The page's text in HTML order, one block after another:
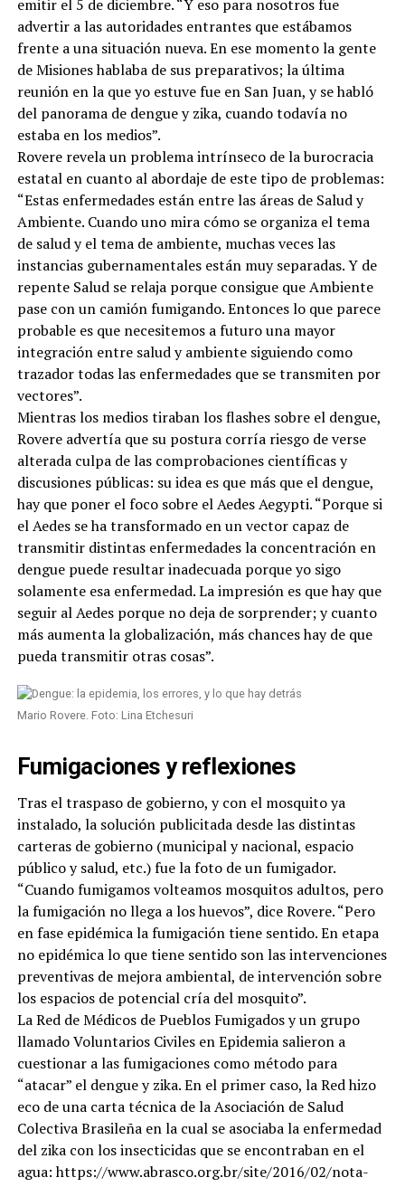
emitir el 5 de diciembre. “Y eso para nosotros fue
advertir a las autoridades entrantes que estábamos
frente a una situación nueva. En ese momento la gente
de Misiones hablaba de sus preparativos; la última
reunión en la que yo estuve fue en San Juan, y se habló
del panorama de dengue y zika, cuando todavía no
estaba en los medios”.
Rovere revela un problema intrínseco de la burocracia
estatal en cuanto al abordaje de este tipo de problemas:
“Estas enfermedades están entre las áreas de Salud y
Ambiente. Cuando uno mira cómo se organiza el tema
de salud y el tema de ambiente, muchas veces las
instancias gubernamentales están muy separadas. Y de
repente Salud se relaja porque consigue que Ambiente
pase con un camión fumigando. Entonces lo que parece
probable es que necesitemos a futuro una mayor
integración entre salud y ambiente siguiendo como
trazador todas las enfermedades que se transmiten por
vectores”.
Mientras los medios tiraban los flashes sobre el dengue,
Rovere advertía que su postura corría riesgo de verse
alterada culpa de las comprobaciones científicas y
discusiones públicas: su idea es que más que el dengue,
hay que poner el foco sobre el Aedes Aegypti. “Porque si
el Aedes se ha transformado en un vector capaz de
transmitir distintas enfermedades la concentración en
dengue puede resultar inadecuada porque yo sigo
solamente esa enfermedad. La impresión es que hay que
seguir al Aedes porque no deja de sorprender; y cuanto
más aumenta la globalización, más chances hay de que
pueda transmitir otras cosas”.
Mario Rovere. Foto: Lina Etchesuri
Fumigaciones y reflexiones
Tras el traspaso de gobierno, y con el mosquito ya
instalado, la solución publicitada desde las distintas
carteras de gobierno (municipal y nacional, espacio
público y salud, etc.) fue la foto de un fumigador.
“Cuando fumigamos volteamos mosquitos adultos, pero
la fumigación no llega a los huevos”, dice Rovere. “Pero
en fase epidémica la fumigación tiene sentido. En etapa
no epidémica lo que tiene sentido son las intervenciones
preventivas de mejora ambiental, de intervención sobre
los espacios de potencial cría del mosquito”.
La Red de Médicos de Pueblos Fumigados y un grupo
llamado Voluntarios Civiles en Epidemia salieron a
cuestionar a las fumigaciones como método para
“atacar” el dengue y zika. En el primer caso, la Red hizo
eco de una carta técnica de la Asociación de Salud
Colectiva Brasileña en la cual se asociaba la enfermedad
del zika con los insecticidas que se encontraban en el
agua: https://www.abrasco.org.br/site/2016/02/nota-